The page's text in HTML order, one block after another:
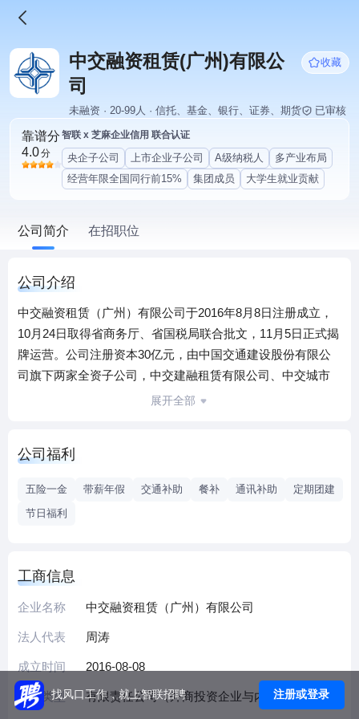
中交融资租赁(广州)有限公
司
收藏
未融资 · 20-99人 · 信托、基金、银行、证券、期货 已审核
靠谱分
4.0分
智联 x 芝麻企业信用 联合认证
央企子公司 上市企业子公司 A级纳税人
多产业布局
经营年限全国同行前15%
集团成员 大学生就业贡献
公司简介 在招职位
公司介绍
中交融资租赁（广州）有限公司于2016年8月8日注册成立，
10月24日取得省商务厅、省国税局联合批文，11月5日正式揭
牌运营。公司注册资本30亿元，由中国交通建设股份有限公
司旗下两家全资子公司，中交建融租赁有限公司、中交城市
投资控股有限公司合资设立。
中国交建实现转型升级发展战略进程中，进一步创新产融对
珠三角、连通港澳及东南亚业务市场，实现“走出去”战略的关
人才优势，整合四方资源，以国际化、专业化、市场化为导
向，以打造服务型与效益型相结合的国际一流创新型融资租
综合体开发、新能源、旅游等领域的基础设施建设项目，“一
带一路”海外重点建设项目以及重大装备制造业的发展提供包
括融资租赁、经营租赁、商业保理等在内的“一站式”的优质产
品与服务。
展开全部
公司福利
五险一金 带薪年假 交通补助 餐补 通讯补助
定期团建
节日福利
工商信息
企业名称 中交融资租赁（广州）有限公司
法人代表 周涛
成立时间 2016-08-08
企业类型 有限责任公司（外商投资企业与内资合资）
找风口工作，就上智联招聘 注册或登录